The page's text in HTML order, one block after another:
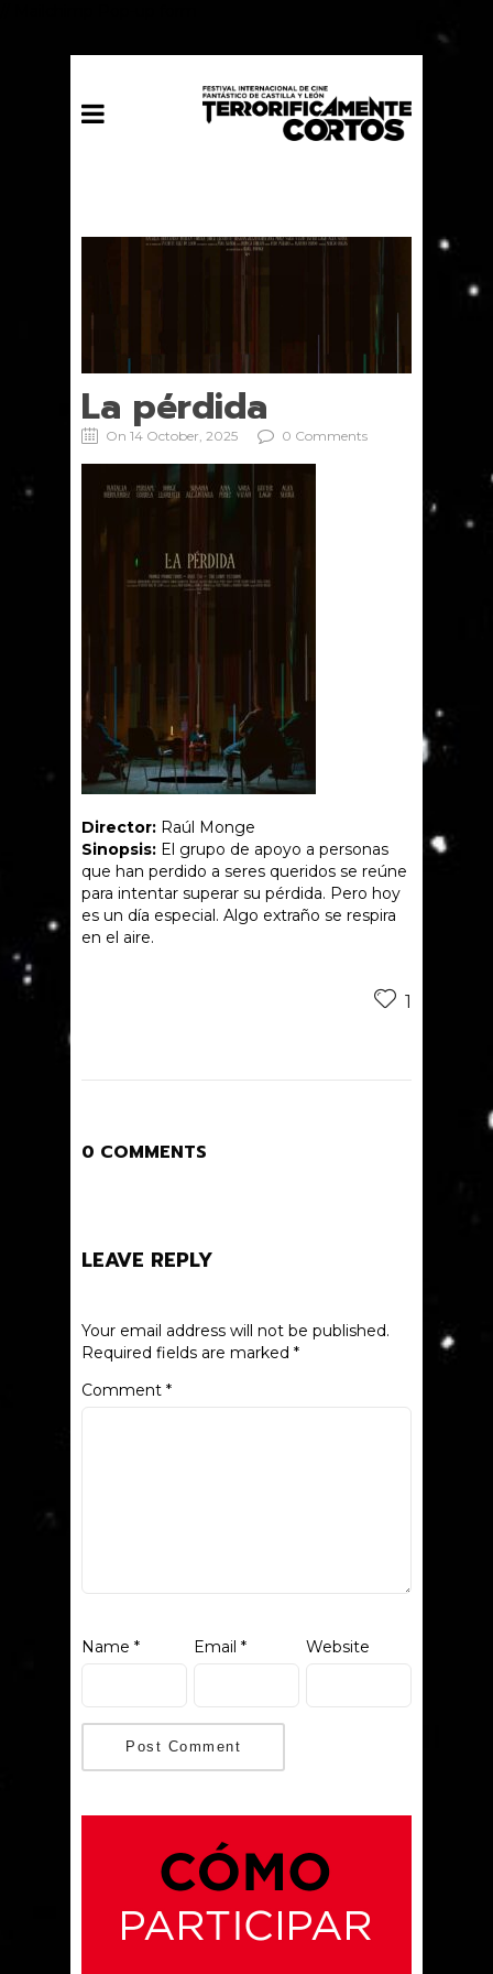
La pérdida
On 14 October, 2025 0 Comments
Director: Raúl Monge
Sinopsis: El grupo de apoyo a personas
que han perdido a seres queridos se reúne
para intentar superar su pérdida. Pero hoy
es un día especial. Algo extraño se respira
en el aire.
1
0 COMMENTS
LEAVE REPLY
Your email address will not be published.
Required fields are marked *
Comment *
Name * Email * Website